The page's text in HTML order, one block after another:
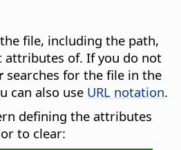
file, including the path,
of. If you do not
searches for the file in the
can also use URL notation.
defining the attributes
to clear: